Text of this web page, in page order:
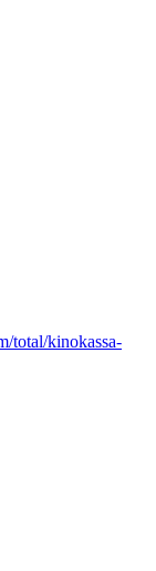
total/kinokassa-